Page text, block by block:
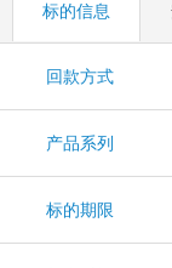
标的信息
回款方式
产品系列
标的期限